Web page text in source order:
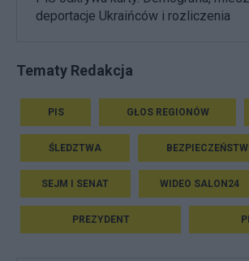
deportacje Ukraińców i rozliczenia
Tematy Redakcja
PIS GŁOS REGIONÓW
ŚLEDZTWA
SEJM I SENAT WIDEO SALON24
PREZYDENT